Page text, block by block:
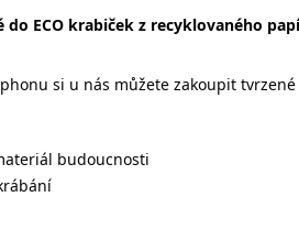
do ECO krabiček z recyklovaného
si u nás můžete zakoupit
budoucnosti